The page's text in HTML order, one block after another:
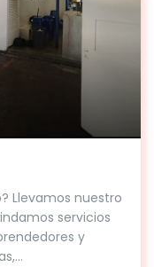
Llevamos nuestro
servicios
y